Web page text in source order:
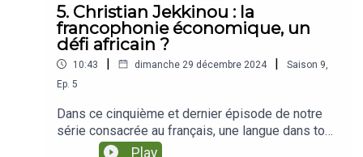
5. Christian Jekkinou : la
francophonie économique, un
défi africain ?
10:43 | dimanche 29 décembre 2024 | Saison 9
Ep. 5
Dans ce cinquième et dernier épisode de notre
série consacrée au français, une langue dans tous
ses états, nous nous intéressons au français en
Play